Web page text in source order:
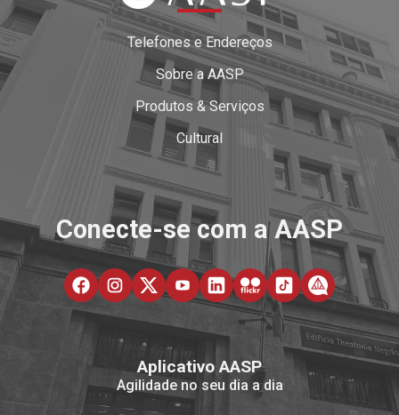
Telefones e Endereços
Sobre a AASP
Produtos & Serviços
Cultural
Conecte-se com a AASP
Aplicativo AASP
Agilidade no seu dia a dia